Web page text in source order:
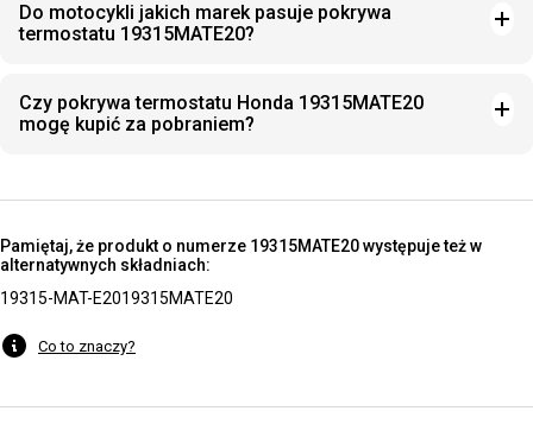
Do motocykli jakich marek pasuje pokrywa
termostatu 19315MATE20?
Czy pokrywa termostatu Honda 19315MATE20
mogę kupić za pobraniem?
Pamiętaj, że produkt o numerze 19315MATE20 występuje też w
alternatywnych składniach:
19315-MAT-E2019315MATE20
Co to znaczy?